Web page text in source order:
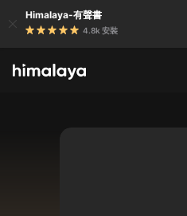
Himalaya-有聲書
4.8k 安裝